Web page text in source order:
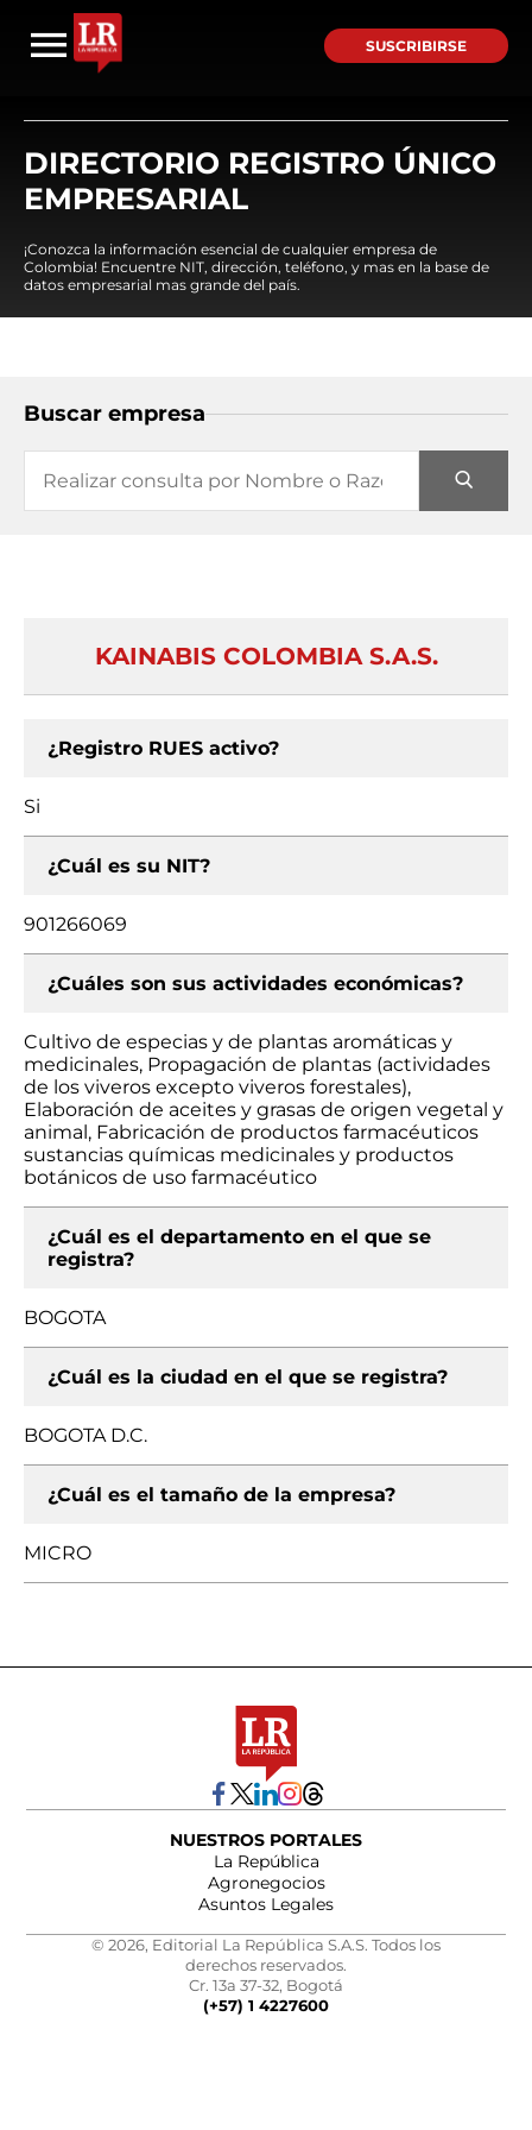
SUSCRIBIRSE
DIRECTORIO REGISTRO ÚNICO
EMPRESARIAL
¡Conozca la información esencial de cualquier empresa de
Colombia! Encuentre NIT, dirección, teléfono, y mas en la base de
datos empresarial mas grande del país.
Buscar empresa
KAINABIS COLOMBIA S.A.S.
¿Registro RUES activo?
Si
¿Cuál es su NIT?
901266069
¿Cuáles son sus actividades económicas?
Cultivo de especias y de plantas aromáticas y
medicinales, Propagación de plantas (actividades
de los viveros excepto viveros forestales),
Elaboración de aceites y grasas de origen vegetal y
animal, Fabricación de productos farmacéuticos
sustancias químicas medicinales y productos
botánicos de uso farmacéutico
¿Cuál es el departamento en el que se
registra?
BOGOTA
¿Cuál es la ciudad en el que se registra?
BOGOTA D.C.
¿Cuál es el tamaño de la empresa?
MICRO
NUESTROS PORTALES
La República
Agronegocios
Asuntos Legales
© 2026, Editorial La República S.A.S. Todos los
derechos reservados.
Cr. 13a 37-32, Bogotá
(+57) 1 4227600